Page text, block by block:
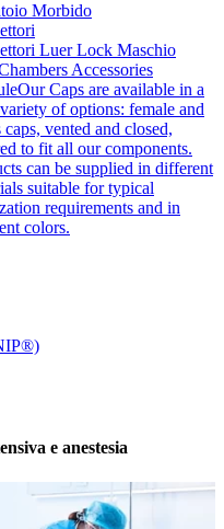
Morbido
Luer Lock Maschio
Accessories
Our Caps are available in a
of options: female and
caps, vented and closed,
to fit all our components.
can be supplied in different
suitable for typical
requirements and in
colors.
e anestesia